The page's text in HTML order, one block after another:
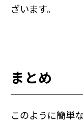
ざいます。
まとめ
このように簡単